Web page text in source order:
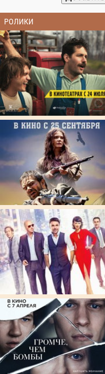
РОЛИКИ